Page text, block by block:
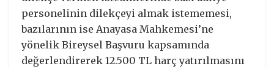
personelinin dilekçeyi almak istememesi,
bazılarının ise Anayasa Mahkemesi’ne
yönelik Bireysel Başvuru kapsamında
değerlendirerek 12.500 TL harç yatırılmasını